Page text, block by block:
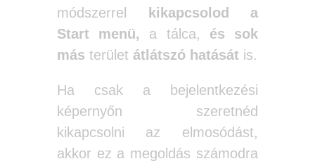
módszerrel
kikapcsolod
a
Start menü, a tálca, és sok
más terület átlátszó hatásátis.
Ha csak a bejelentkezési
képernyőn szeretnéd
kikapcsolni az elmosódást,
akkor ez a megoldás számodra